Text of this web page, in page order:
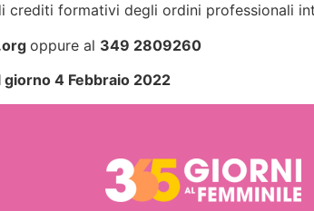
crediti formativi degli ordini professionali
oppure al 349 2809260
4 Febbraio 2022